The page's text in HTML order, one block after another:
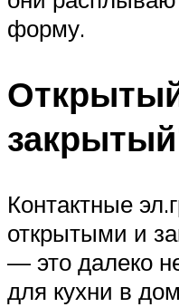
форму.
Контактные
открытыми и
— это далеко
для кухни в